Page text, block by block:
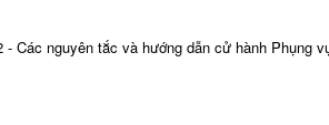
- Các nguyên tắc và hướng dẫn cử hành Phụng